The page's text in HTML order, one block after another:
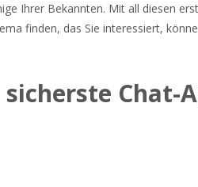
Ihrer Bekannten. Mit all diesen
finden, das Sie interessiert,
Chat-